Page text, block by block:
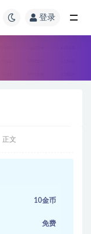
登录
正文
10金币
免费